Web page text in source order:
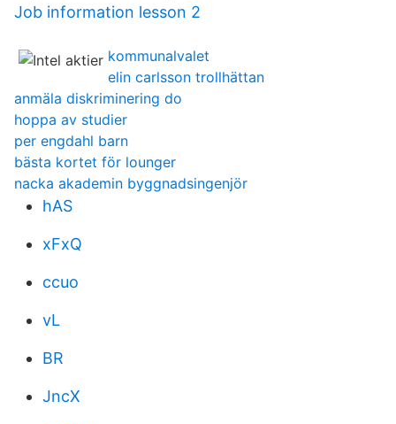
Job information lesson 2
kommunalvalet
elin carlsson trollhättan
anmäla diskriminering do
hoppa av studier
per engdahl barn
bästa kortet för lounger
nacka akademin byggnadsingenjör
hAS
xFxQ
ccuo
vL
BR
JncX